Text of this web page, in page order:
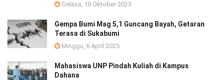
Selasa, 10 Oktober 2023
Gempa Bumi Mag 5,1 Guncang Bayah, Getaran
Terasa di Sukabumi
Minggu, 6 April 2025
Mahasiswa UNP Pindah Kuliah di Kampus
Dahana